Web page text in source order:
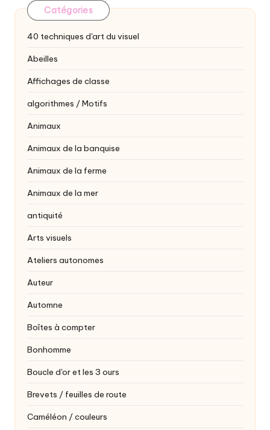
Catégories
40 techniques d'art du visuel
Abeilles
Affichages de classe
algorithmes / Motifs
Animaux
Animaux de la banquise
Animaux de la ferme
Animaux de la mer
antiquité
Arts visuels
Ateliers autonomes
Auteur
Automne
Boîtes à compter
Bonhomme
Boucle d'or et les 3 ours
Brevets / feuilles de route
Caméléon / couleurs